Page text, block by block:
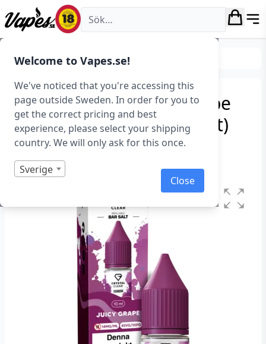
Welcome to Vapes.se!
We've noticed that you're accessing this
page outside Sweden. In order for you to
get the correct pricing and best
experience, please select your shipping
country. We will only ask for this once.
Sverige
Close
Vapes.se
E-juice E-juice med nikotin
Crystal Clear – Juicy Grape
(10 ml, 14 mg Nikotinsalt)
Art.nr: 41224
I lager